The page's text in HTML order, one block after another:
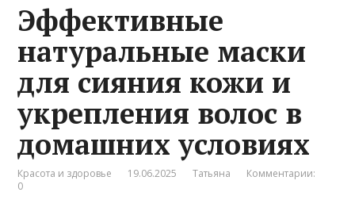
Эффективные
натуральные маски
для сияния кожи и
укрепления волос в
домашних условиях
Красота и здоровье 19.06.2025 Татьяна
Комментарии:
0